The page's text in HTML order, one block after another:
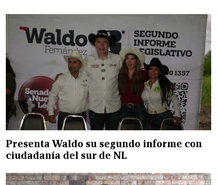
Presenta Waldo su segundo informe con
ciudadanía del sur de NL